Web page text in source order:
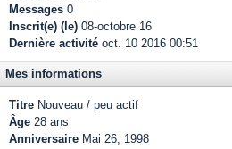
Messages 0
Inscrit(e) (le) 08-octobre 16
Dernière activité oct. 10 2016 00:51
Mes informations
Titre Nouveau / peu actif
Âge 28 ans
Anniversaire Mai 26, 1998